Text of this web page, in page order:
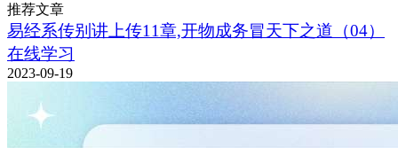
推荐文章
易经系传别讲上传11章,开物成务冒天下之道（04）
在线学习
2023-09-19